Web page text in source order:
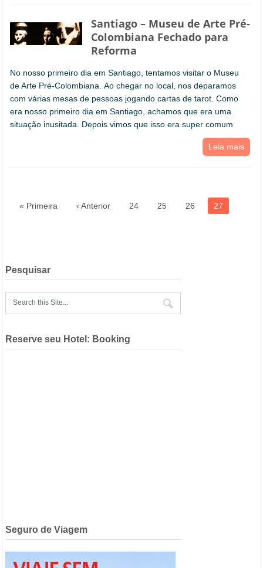
Santiago – Museu de Arte Pré-
Colombiana Fechado para
Reforma
No nosso primeiro dia em Santiago, tentamos visitar o Museu
de Arte Pré-Colombiana. Ao chegar no local, nos deparamos
com várias mesas de pessoas jogando cartas de tarot. Como
era nosso primeiro dia em Santiago, achamos que era uma
situação inusitada. Depois vimos que isso era super comum
Leia mais
« Primeira ‹ Anterior 24 25 26 27
Pesquisar
Reserve seu Hotel: Booking
Seguro de Viagem